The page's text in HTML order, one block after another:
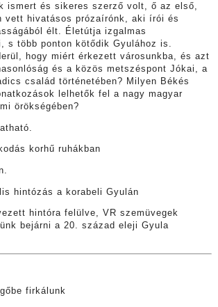
ismert és sikeres szerző volt, ő az első,
vett hivatásos prózaírónk, aki írói és
élt. Életútja izgalmas
s több ponton kötődik Gyulához is.
hogy miért érkezett városunkba, és azt
és a közös metszéspont Jókai, a
család történetében? Milyen Békés
lelhetők fel a nagy magyar
örökségében?
korhű ruhákban
hintózás a korabeli Gyulán
hintóra felülve, VR szemüvegek
bejárni a 20. század eleji Gyula
firkálunk